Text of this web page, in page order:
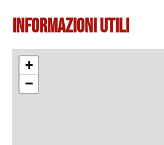
Informazioni Utili
+
−